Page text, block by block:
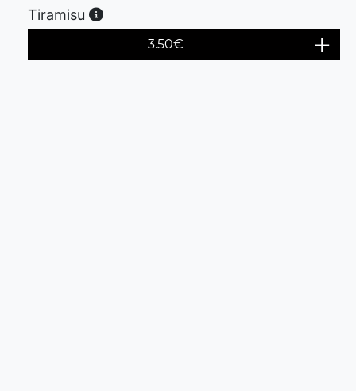
Tiramisu
3.50€